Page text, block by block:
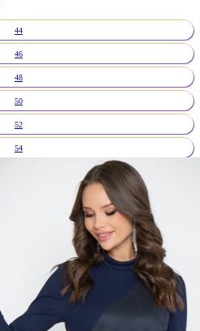
44
46
48
50
52
54